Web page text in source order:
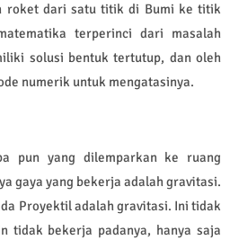
roket dari satu titik di Bumi ke titik
terperinci dari masalah
solusi bentuk tertutup, dan oleh
numerik untuk mengatasinya.
pun yang dilemparkan ke ruang
gaya yang bekerja adalah gravitasi.
Proyektil adalah gravitasi. Ini tidak
tidak bekerja padanya, hanya saja